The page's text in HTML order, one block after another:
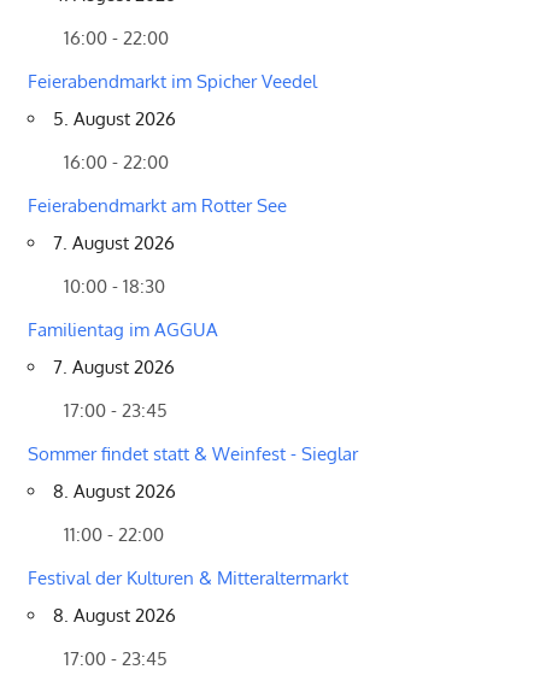
16:00 - 22:00
Feierabendmarkt im Spicher Veedel
5. August 2026
16:00 - 22:00
Feierabendmarkt am Rotter See
7. August 2026
10:00 - 18:30
Familientag im AGGUA
7. August 2026
17:00 - 23:45
Sommer findet statt & Weinfest - Sieglar
8. August 2026
11:00 - 22:00
Festival der Kulturen & Mitteraltermarkt
8. August 2026
17:00 - 23:45